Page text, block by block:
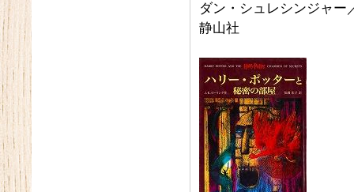
ダン・シュレシンジャー
静山社